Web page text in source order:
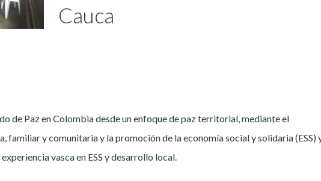
Cauca
de Paz en Colombia desde un enfoque de paz territorial, mediante el
familiar y comunitaria y la promoción de la economía social y solidaria (ESS)
vasca en ESS y desarrollo local.